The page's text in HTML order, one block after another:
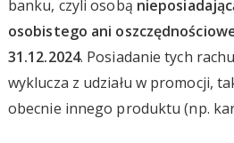
banku, czyli osobą
osobistego ani
31.12.2024. Posiadanie tych
wyklucza z udziału w promocji,
obecnie innego produktu (np.